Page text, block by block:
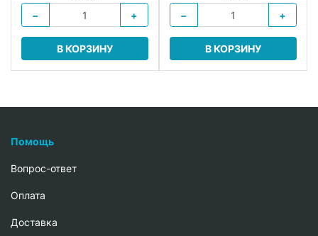
−
+
В КОРЗИНУ
−
+
В КОРЗИНУ
Помощь
Вопрос-ответ
Oплата
Доставка